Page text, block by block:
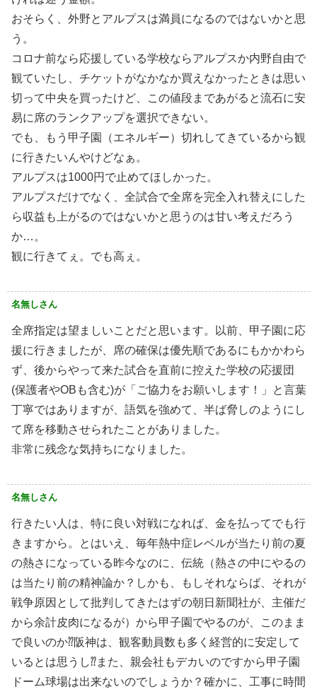
おそらく、外野とアルプスは満員になるのではないかと思
う。
コロナ前なら応援している学校ならアルプスか内野自由で
観ていたし、チケットがなかなか買えなかったときは思い
切って中央を買ったけど、この値段まであがると流石に安
易に席のランクアップを選択できない。
でも、もう甲子園（エネルギー）切れしてきているから観
に行きたいんやけどなぁ。
アルプスは1000円で止めてほしかった。
アルプスだけでなく、全試合で全席を完全入れ替えにした
ら収益も上がるのではないかと思うのは甘い考えだろう
か…。
観に行きてぇ。でも高ぇ。
名無しさん
全席指定は望ましいことだと思います。以前、甲子園に応
援に行きましたが、席の確保は優先順であるにもかかわら
ず、後からやって来た試合を直前に控えた学校の応援団
(保護者やOBも含む)が「ご協力をお願いします！」と言葉
丁寧ではありますが、語気を強めて、半ば脅しのようにし
て席を移動させられたことがありました。
非常に残念な気持ちになりました。
名無しさん
行きたい人は、特に良い対戦になれば、金を払ってでも行
きますから。とはいえ、毎年熱中症レベルが当たり前の夏
の熱さになっている昨今なのに、伝統（熱さの中にやるの
は当たり前の精神論か？しかも、もしそれならば、それが
戦争原因として批判してきたはずの朝日新聞社が、主催だ
から余計皮肉になるが）から甲子園でやるのが、このまま
で良いのか⁇阪神は、観客動員数も多く経営的に安定して
いるとは思うし⁇また、親会社もデカいのですから甲子園
ドーム球場は出来ないのでしょうか？確かに、工事に時間